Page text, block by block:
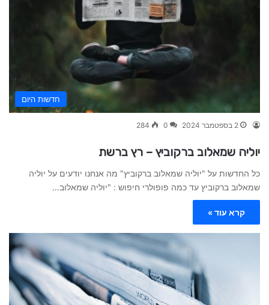
חדשות היום
2 בספטמבר 2024 0
284
יוליה שמאלוב ברקוביץ – רץ ברשת
כל החדשות על "יוליה שמאלוב ברקוביץ" מה אנחנו יודעים על יוליה
שמאלוב ברקוביץ עד כמה פופולרי חיפוש : "יוליה שמאלוב…
קרא עוד »